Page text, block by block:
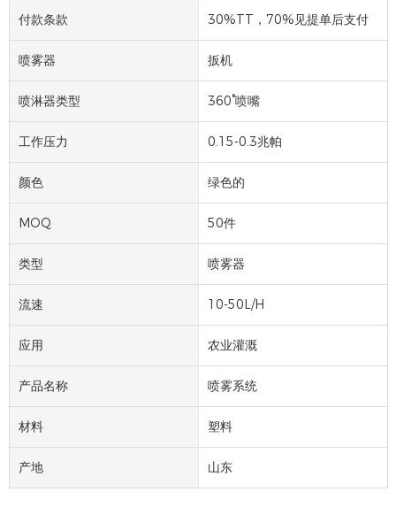
付款条款 30%TT，70%见提单后支付
喷雾器 扳机
喷淋器类型 360°喷嘴
工作压力 0.15-0.3兆帕
颜色 绿色的
MOQ 50件
类型 喷雾器
流速 10-50L/H
应用 农业灌溉
产品名称 喷雾系统
材料 塑料
产地 山东